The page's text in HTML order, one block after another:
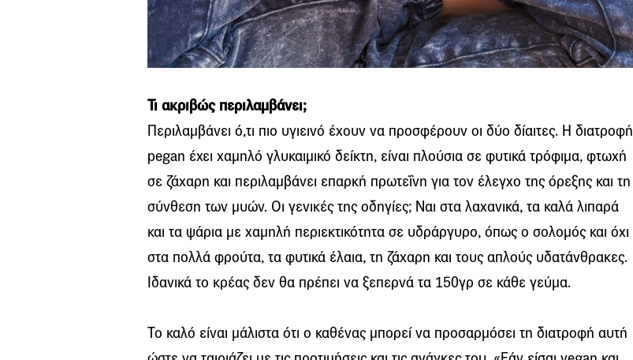
Τι ακριβώς περιλαμβάνει;
Περιλαμβάνει ό,τι πιο υγιεινό έχουν να προσφέρουν οι δύο δίαιτες. Η διατροφή
pegan έχει χαμηλό γλυκαιμικό δείκτη, είναι πλούσια σε φυτικά τρόφιμα, φτωχή
σε ζάχαρη και περιλαμβάνει επαρκή πρωτεΐνη για τον έλεγχο της όρεξης και τη
σύνθεση των μυών. Oι γενικές της οδηγίες; Nαι στα λαχανικά, τα καλά λιπαρά
και τα ψάρια με χαμηλή περιεκτικότητα σε υδράργυρο, όπως ο σολομός και όχι
στα πολλά φρούτα, τα φυτικά έλαια, τη ζάχαρη και τους απλούς υδατάνθρακες.
Ιδανικά το κρέας δεν θα πρέπει να ξεπερνά τα 150γρ σε κάθε γεύμα.
Το καλό είναι μάλιστα ότι ο καθένας μπορεί να προσαρμόσει τη διατροφή αυτή